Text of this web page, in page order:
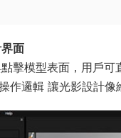
面​
擊模型表面，用戶
作邏輯​ 讓光影設計像